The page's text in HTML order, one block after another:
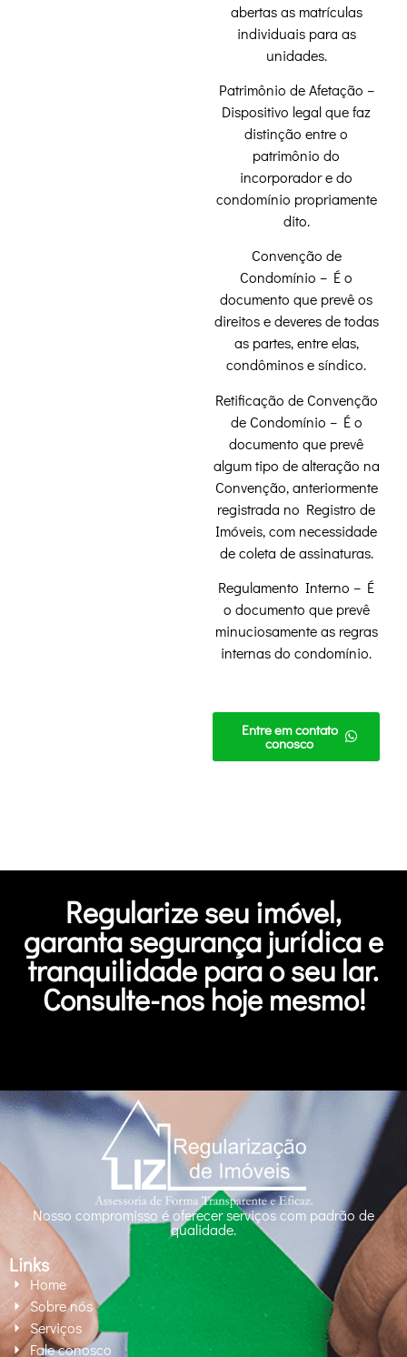
abertas as matrículas
individuais para as
unidades.
Patrimônio de Afetação –
Dispositivo legal que faz
distinção entre o
patrimônio do
incorporador e do
condomínio propriamente
dito.
Convenção de
Condomínio – É o
documento que prevê os
direitos e deveres de todas
as partes, entre elas,
condôminos e síndico.
Retificação de Convenção
de Condomínio – É o
documento que prevê
algum tipo de alteração na
Convenção, anteriormente
registrada no Registro de
Imóveis, com necessidade
de coleta de assinaturas.
Regulamento Interno – É
o documento que prevê
minuciosamente as regras
internas do condomínio.
Entre em contato
conosco
Regularize seu imóvel,
garanta segurança jurídica e
tranquilidade para o seu lar.
Consulte-nos hoje mesmo!
Nosso compromisso é oferecer serviços com padrão de
qualidade.
Links
Home
Sobre nós
Serviços
Fale conosco